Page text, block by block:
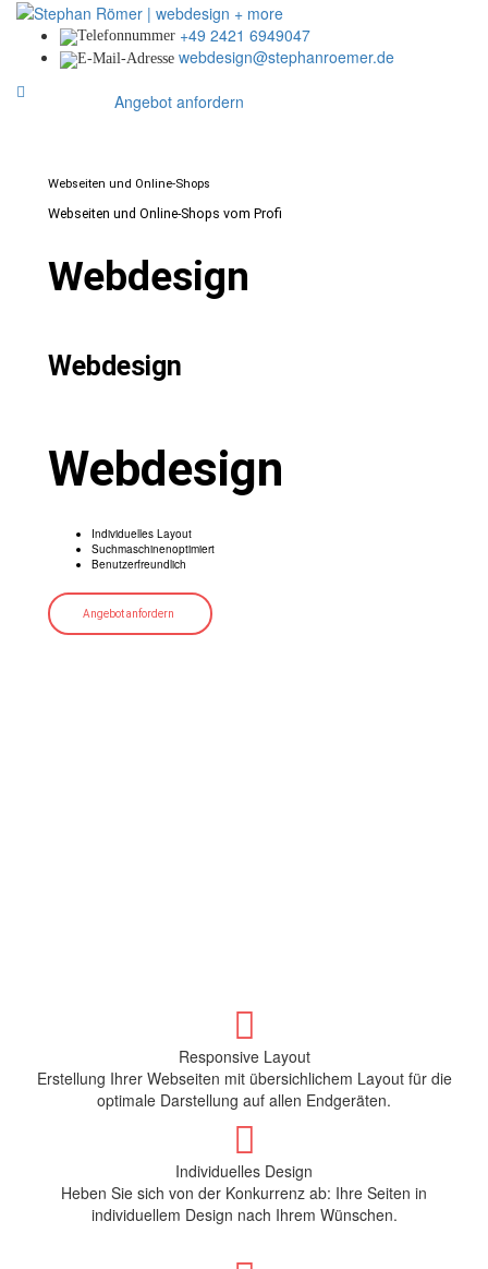
+49 2421 6949047
webdesign@stephanroemer.de
Angebot anfordern
Webseiten und Online-Shops
Webseiten und Online-Shops vom Profi
Webdesign
Webdesign
Webdesign
Individuelles Layout
Suchmaschinenoptimiert
Benutzerfreundlich
Angebot anfordern
Responsive Layout
Erstellung Ihrer Webseiten mit übersichlichem Layout für die
optimale Darstellung auf allen Endgeräten.
Individuelles Design
Heben Sie sich von der Konkurrenz ab: Ihre Seiten in
individuellem Design nach Ihrem Wünschen.